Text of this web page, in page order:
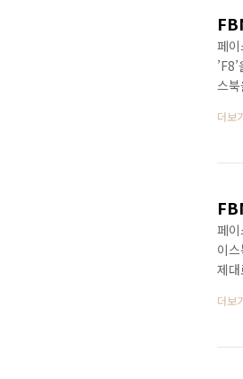
페
스
도
때
더보
페
이
제
라
더보